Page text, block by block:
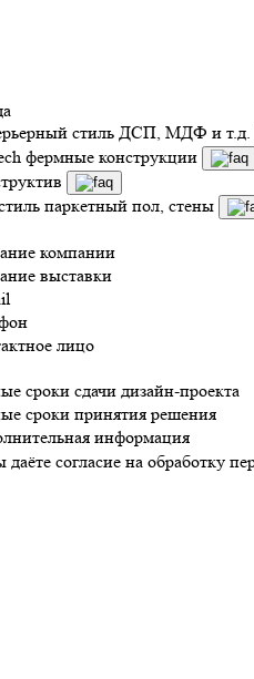
стиль ДСП, МДФ и т.д.
фермные конструкции
паркетный пол, стены
компании
выставки
лицо
сроки сдачи дизайн-проекта
сроки принятия решения
информация
согласие на обработку